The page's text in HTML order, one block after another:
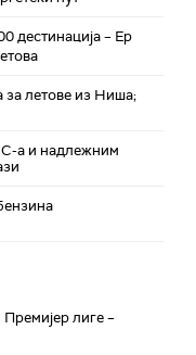
дестинација – Ер
за летове из Ниша;
а и надлежним
лиге –